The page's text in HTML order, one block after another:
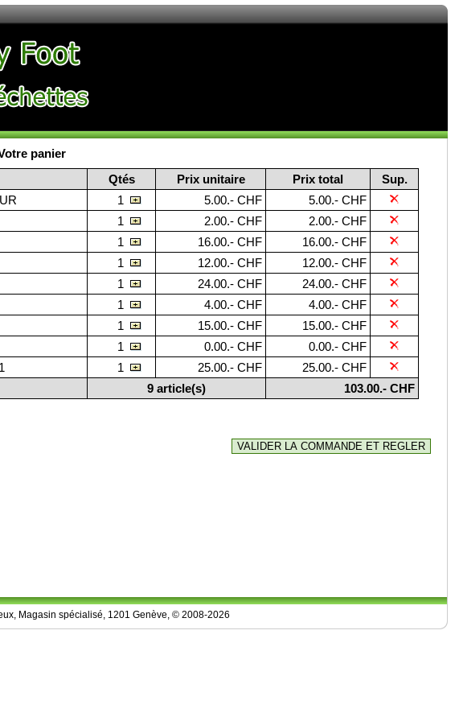
panier
Qtés Prix unitaire Prix total
Sup.
1 5.00.- CHF
5.00.- CHF
1 2.00.- CHF
2.00.- CHF
1 16.00.- CHF
16.00.- CHF
1 12.00.- CHF
12.00.- CHF
1 24.00.- CHF
24.00.- CHF
1 4.00.- CHF
4.00.- CHF
1 15.00.- CHF
15.00.- CHF
1 0.00.- CHF
0.00.- CHF
1 25.00.- CHF
25.00.- CHF
9 article(s) 103.00.- CHF
Magasin spécialisé, 1201 Genève, © 2008-2026